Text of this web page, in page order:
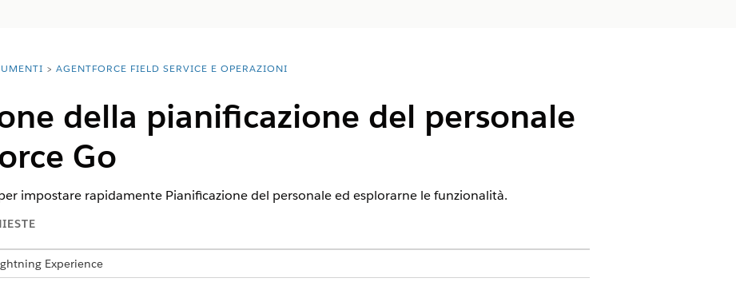
AGENTFORCE FIELD SERVICE E OPERAZIONI
della pianificazione del personale
Go
impostare rapidamente Pianificazione del personale ed esplorarne le funzionalità.
Experience